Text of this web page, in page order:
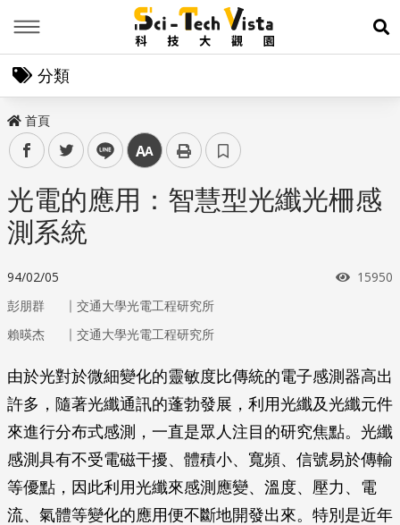
展
分類
首頁
facebooktwitter line 中
光電的應用：智慧型光纖光柵感
測系統
94/02/05 瀏覽次
15950
彭朋群 ｜ 交通大學光電工程研究所
賴暎杰
｜ 交通大學光電工程研究所
由於光對於微細變化的靈敏度比傳統的電子感測器高出
許多，隨著光纖通訊的蓬勃發展，利用光纖及光纖元件
來進行分布式感測，一直是眾人注目的研究焦點。光纖
感測具有不受電磁干擾、體積小、寬頻、信號易於傳輸
等優點，因此利用光纖來感測應變、溫度、壓力、電
流、氣體等變化的應用便不斷地開發出來。特別是近年